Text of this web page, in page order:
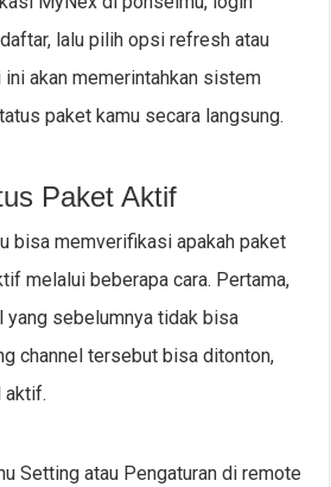
lalu pilih opsi refresh atau
akan memerintahkan sistem
paket kamu secara langsung.
Paket Aktif
bisa memverifikasi apakah paket
melalui beberapa cara. Pertama,
yang sebelumnya tidak bisa
channel tersebut bisa ditonton,
aktif.
Setting atau Pengaturan di remote